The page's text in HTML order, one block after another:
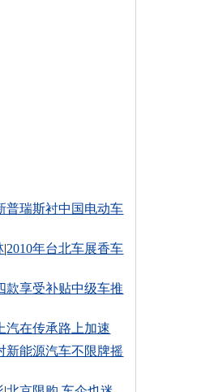
普瑞斯衬中国电动车
|2010年台北车展香车
款享受补贴中级车推
上汽在传承路上加速
新能源汽车不限牌摇